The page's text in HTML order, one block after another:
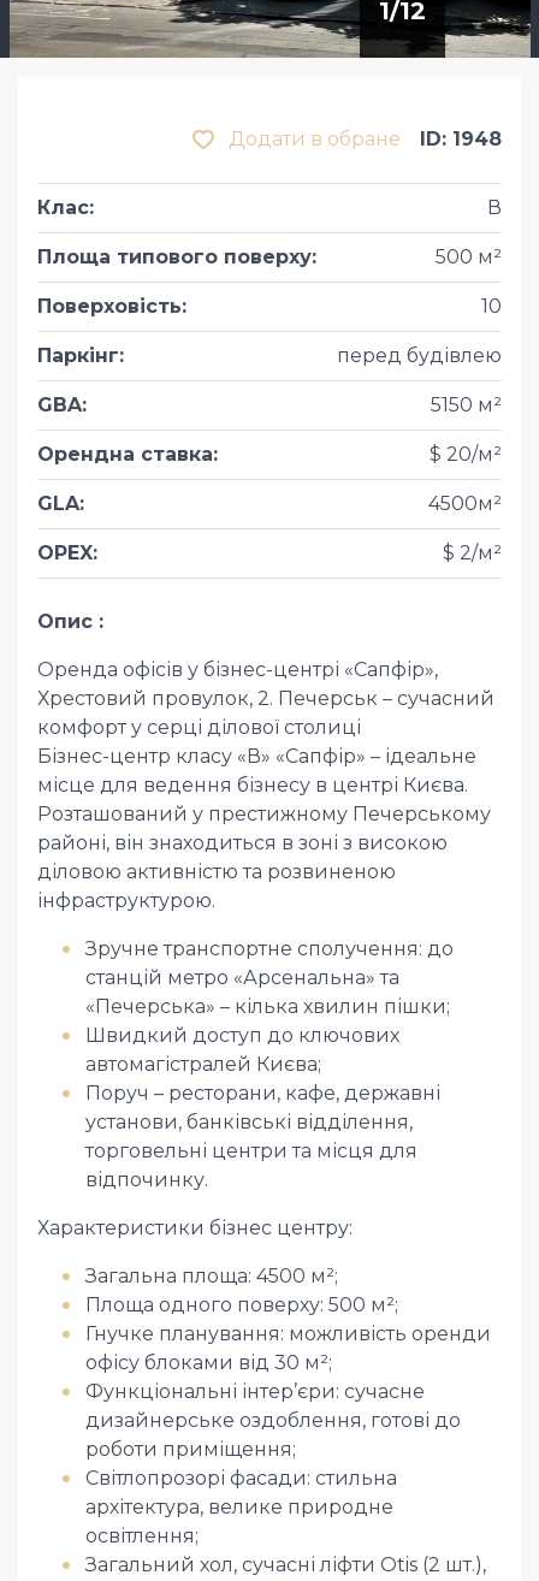
1/12
Додати в обране ID: 1948
Клас: В
Площа типового поверху: 500 м²
Поверховість: 10
Паркінг: перед будівлею
GBA: 5150 м²
Орендна ставка: $ 20/м²
GLA: 4500м²
OPEX: $ 2/м²
Опис
Оренда офісів у бізнес-центрі «Сапфір»,
Хрестовий провулок, 2. Печерськ – сучасний
комфорт у серці ділової столиці
Бізнес-центр класу «В» «Сапфір» – ідеальне
місце для ведення бізнесу в центрі Києва.
Розташований у престижному Печерському
районі, він знаходиться в зоні з високою
діловою активністю та розвиненою
інфраструктурою.
Зручне транспортне сполучення: до
станцій метро «Арсенальна» та
«Печерська» – кілька хвилин пішки;
Швидкий доступ до ключових
автомагістралей Києва;
Поруч – ресторани, кафе, державні
установи, банківські відділення,
торговельні центри та місця для
відпочинку.
Характеристики бізнес центру:
Загальна площа: 4500 м²;
Площа одного поверху: 500 м²;
Гнучке планування: можливість оренди
офісу блоками від 30 м²;
Функціональні інтер’єри: сучасне
дизайнерське оздоблення, готові до
роботи приміщення;
Світлопрозорі фасади: стильна
архітектура, велике природне
освітлення;
Загальний хол, сучасні ліфти Otis (2 шт.),